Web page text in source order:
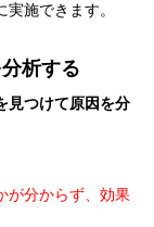
施できます。
析する
見つけて原因を分
が分からず、効果